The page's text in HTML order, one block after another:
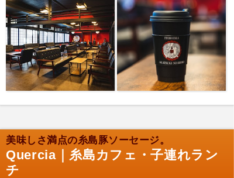
美味しさ満点の糸島豚ソーセージ。
Quercia｜糸島カフェ・子連れラン
チ